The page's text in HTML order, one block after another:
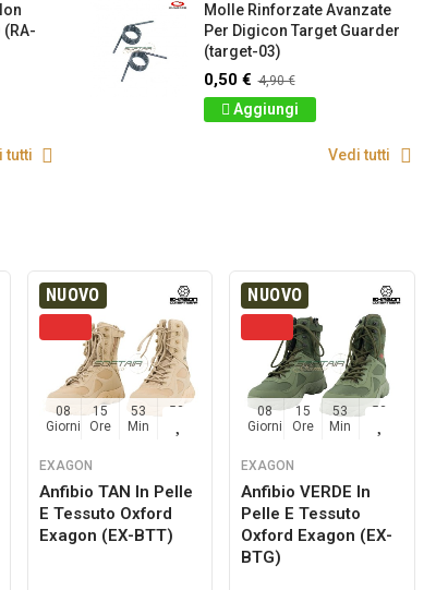
(RA-
tutti
Molle Rinforzate Avanzate
Per Digicon Target Guarder
(target-03)
0,50 € 4,90 €
Aggiungi
Vedi tutti
NUOVO
08
Giorni
15
Ore
53
Min
52
EXAGON
Anfibio TAN In Pelle
E Tessuto Oxford
Exagon (EX-BTT)
NUOVO
08
Giorni
15
Ore
53
Min
52
EXAGON
Anfibio VERDE In
Pelle E Tessuto
Oxford Exagon (EX-
BTG)